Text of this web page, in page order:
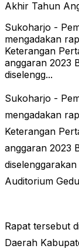
Sukoharjo -
mengadakan
Keterangan
anggaran 2023
diselengg...
Sukoharjo -
mengadakan
Keterangan
anggaran 2023
Auditorium
Rapat tersebut
Daerah